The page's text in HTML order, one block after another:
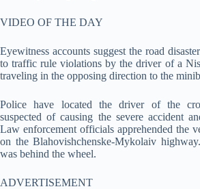
VIDEO OF THE DAY
Eyewitness accounts suggest the road
to traffic rule violations by the driver of a
traveling in the opposing direction to the
Police have located the driver of the
suspected of causing the severe accident
Law enforcement officials apprehended the
on the Blahovishchenske-Mykolaiv
was behind the wheel.
ADVERTISEMENT